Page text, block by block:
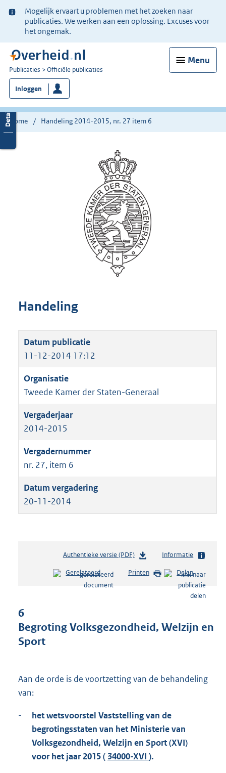
Ter
informatie:
Mogelijk ervaart u problemen met het zoeken naar
publicaties. We werken aan een oplossing. Excuses voor
het ongemak.
Menu
U
bent
nu
hier:
Publicaties Officiële publicaties
Inloggen
Home Handeling 2014-2015, nr. 27 item 6
Handeling
11-12-2014 17:12
Tweede Kamer der Staten-Generaal
2014-2015
nr. 27, item 6
20-11-2014
Authentieke versie (PDF)b
s
s
t
:
3
5
M
Informatie
Gerelateerd Printen Delen
6
Begroting Volksgezondheid, Welzijn en
Sport
Aan de orde is de voortzetting van de behandeling
van:
-
het wetsvoorstel Vaststelling van de
begrotingsstaten van het Ministerie van
Volksgezondheid, Welzijn en Sport (XVI)
voor het jaar 2015 ( 34000-XVI ).